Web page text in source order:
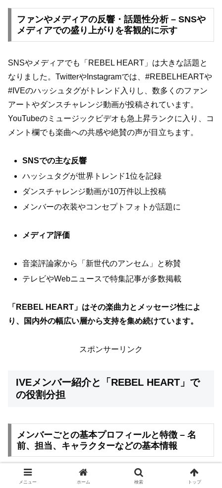
ファンやメディアの反響・話題性分析 – SNSや
メディアでの盛り上がりを客観的に示す
SNSやメディアでも「REBEL HEART」は大きな話題と
なりました。TwitterやInstagramでは、#REBELHEARTや
#IVEのハッシュタグがトレンド入りし、数多くのファン
アートやダンスチャレンジ動画が投稿されています。
YouTubeのミュージックビデオも急上昇ランクに入り、コ
メント欄でも楽曲への共感や絶賛の声が目立ちます。
SNSでの主な反響
ハッシュタグが世界トレンド1位を記録
ダンスチャレンジ動画が10万件以上投稿
メンバーの衣装やコンセプトフォトが話題に
メディア評価
音楽評論家から「新世代のアンセム」と称賛
テレビやWebニュースで特集記事が多数掲載
「REBEL HEART」はその楽曲力とメッセージ性によ
り、国内外の幅広い層から支持を集め続けています。
スポンサーリンク
IVEメンバー紹介と「REBEL HEART」で
の役割分担
メンバーごとの基本プロフィールと特徴 – 名
前、担当、キャラクターなどの基本情報
IVEは韓国の6人組ガールズグループで、それぞれが個性
メニュー ホーム 検索 トップ